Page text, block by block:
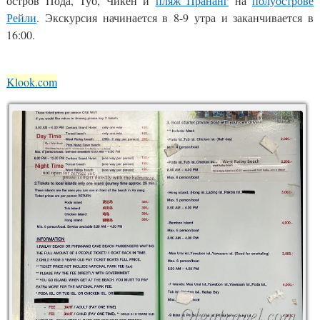
Рейли. Экскурсия начинается в 8-9 утра и заканчивается в
16:00.
Klook.com